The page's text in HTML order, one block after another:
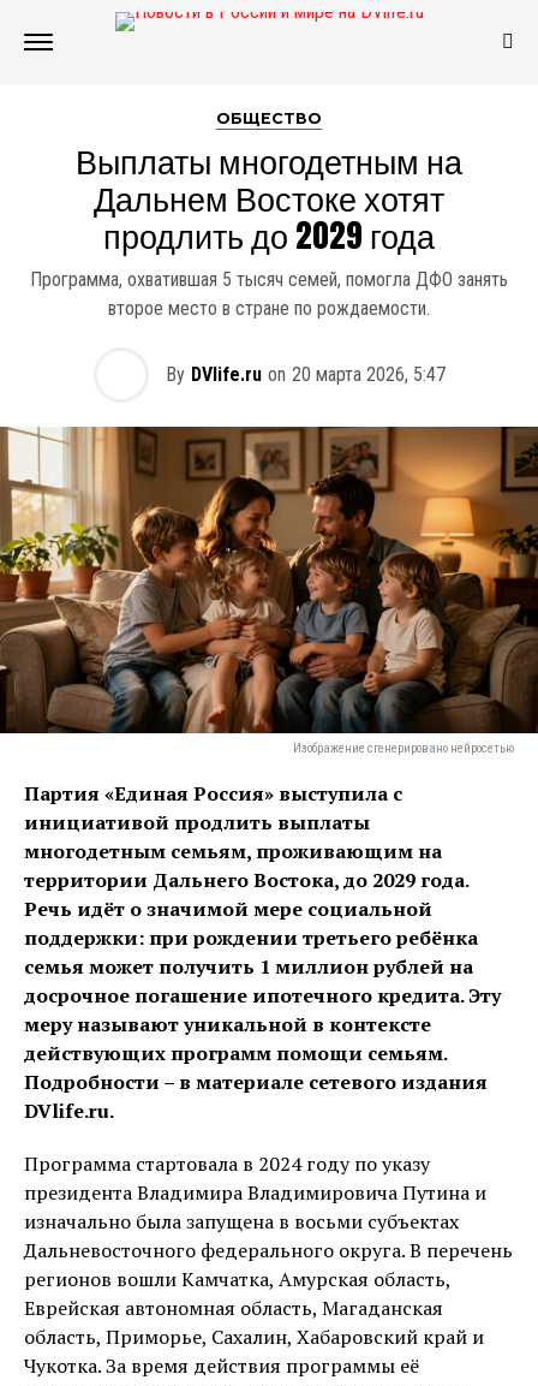
ОБЩЕСТВО
Выплаты многодетным на
Дальнем Востоке хотят
продлить до 2029 года
Программа, охватившая 5 тысяч семей, помогла ДФО занять
второе место в стране по рождаемости.
By DVlife.ru on 20 марта 2026, 5:47
Изображение сгенерировано нейросетью
Партия «Единая Россия» выступила с
инициативой продлить выплаты
многодетным семьям, проживающим на
территории Дальнего Востока, до 2029 года.
Речь идёт о значимой мере социальной
поддержки: при рождении третьего ребёнка
семья может получить 1 миллион рублей на
досрочное погашение ипотечного кредита. Эту
меру называют уникальной в контексте
действующих программ помощи семьям.
Подробности – в материале сетевого издания
DVlife.ru.
Программа стартовала в 2024 году по указу
президента Владимира Владимировича Путина и
изначально была запущена в восьми субъектах
Дальневосточного федерального округа. В перечень
регионов вошли Камчатка, Амурская область,
Еврейская автономная область, Магаданская
область, Приморье, Сахалин, Хабаровский край и
Чукотка. За время действия программы её